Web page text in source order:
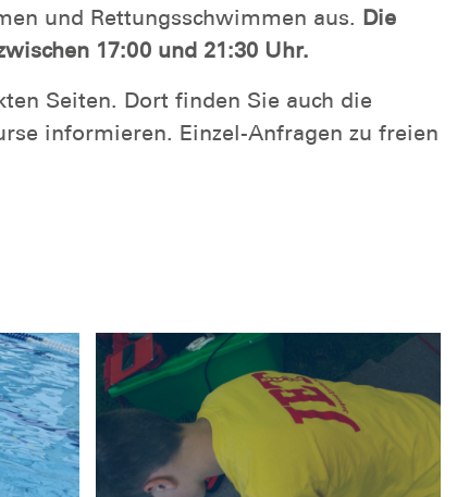
und Rettungsschwimmen aus. Die
17:00 und 21:30 Uhr.
Seiten. Dort finden Sie auch die
informieren. Einzel-Anfragen zu freien